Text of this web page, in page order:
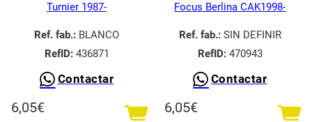
Turnier 1987-
Ref. fab.: BLANCO
RefID:436871
Contactar
6,05€
Focus Berlina CAK1998-
Ref. fab.:SIN DEFINIR
RefID:470943
Contactar
6,05€